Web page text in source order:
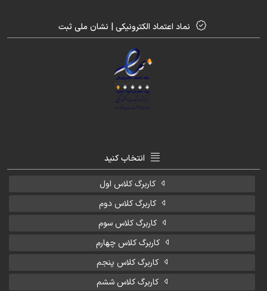
نماد اعتماد الکترونیکی | نشان ملی ثبت
انتخاب کنید
کاربرگ کلاس اول
کاربرگ کلاس دوم
کاربرگ کلاس سوم
کاربرگ کلاس چهارم
کاربرگ کلاس پنجم
کاربرگ کلاس ششم